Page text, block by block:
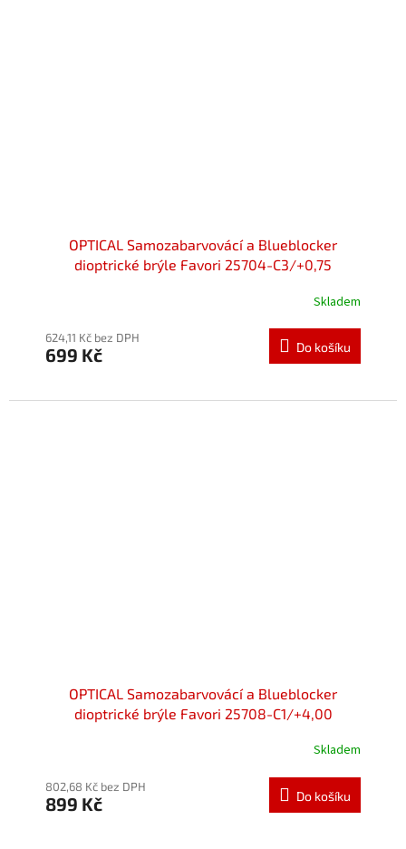
OPTICAL Samozabarvovácí a Blueblocker
dioptrické brýle Favori 25704-C3/+0,75
Skladem
624,11 Kč bez DPH
699 Kč Do košíku
OPTICAL Samozabarvovácí a Blueblocker
dioptrické brýle Favori 25708-C1/+4,00
Skladem
802,68 Kč bez DPH
899 Kč Do košíku